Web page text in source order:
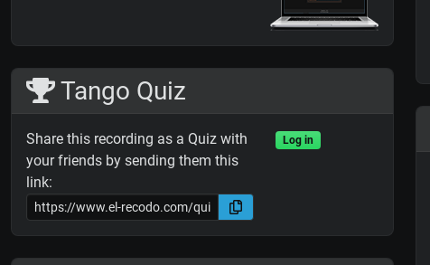
Tango Quiz
Share this recording as a Quiz with
your friends by sending them this
link:
Log in